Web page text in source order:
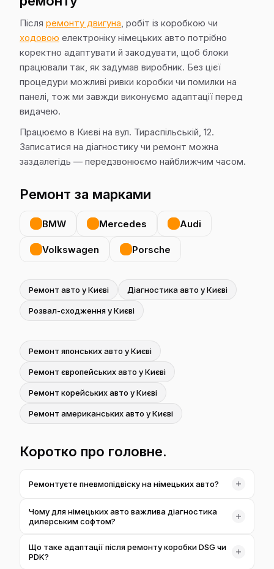
Після ремонту двигуна, робіт із коробкою чи
ходовою електроніку німецьких авто потрібно
коректно адаптувати й закодувати, щоб блоки
працювали так, як задумав виробник. Без цієї
процедури можливі ривки коробки чи помилки на
панелі, тож ми завжди виконуємо адаптації перед
видачею.
Працюємо в Києві на вул. Тираспільській, 12.
Записатися на діагностику чи ремонт можна
заздалегідь — передзвонюємо найближчим часом.
Ремонт за марками
BMW Mercedes Audi
Volkswagen Porsche
Ремонт авто у Києві Діагностика авто у Києві
Розвал-сходження у Києві
Ремонт японських авто у Києві
Ремонт європейських авто у Києві
Ремонт корейських авто у Києві
Ремонт американських авто у Києві
Коротко про головне.
Ремонтуєте пневмопідвіску на німецьких авто?
і Porsche — діагностуємо стійки, компресор, ресивер і
клапанний блок, усуваємо витоки повітря та помилки
висоту кузова.
Чому для німецьких авто важлива діагностика
дилерським софтом?
Porsche розрахована на дилерське програмне
Що таке адаптації після ремонту коробки DSG чи
PDK?